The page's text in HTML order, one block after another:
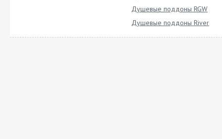
Душевые поддоны RGW
Душевые поддоны River